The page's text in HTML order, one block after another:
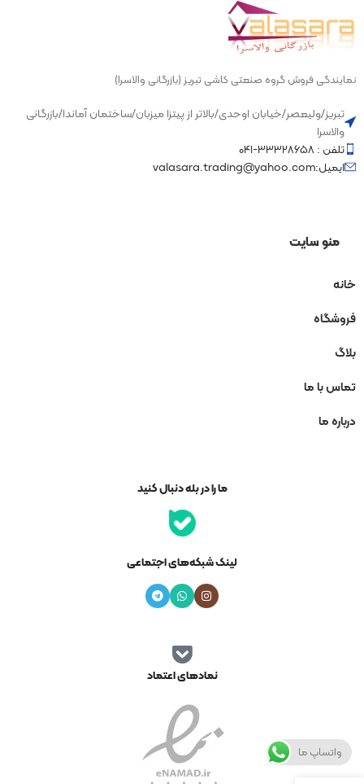
نمایندگی فروش گروه صنعتی کاشی تبریز (بازرگانی والاسرا)
تبریز/ولیعصر/خیابان اوحدی/بالاتر از پیتزا میزبان/ساختمان آماندا/بازرگانی
والاسرا
تلفن : ۳۳۳۲۸۶۵۸-۰۴۱
ایمیل:valasara.trading@yahoo.com
منو سایت
خانه
فروشگاه
بلاگ
تماس با ما
درباره ما
ما را در بله دنبال کنید
لینک شبکه‌های اجتماعی
نمادهای اعتماد
واتساپ ما